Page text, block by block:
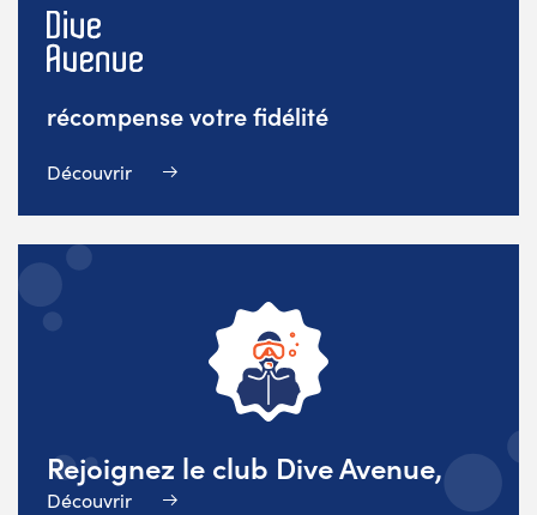
récompense votre fidélité
Découvrir
Rejoignez le club Dive Avenue,
Découvrir